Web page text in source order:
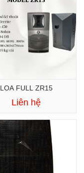
LOA FULL ZR15
Liên hệ